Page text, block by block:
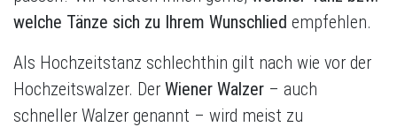
welche Tänze sich zu Ihrem Wunschlied empfehlen.
Als Hochzeitstanz schlechthin gilt nach wie vor der
Hochzeitswalzer. Der Wiener Walzer – auch
schneller Walzer genannt – wird meist zu